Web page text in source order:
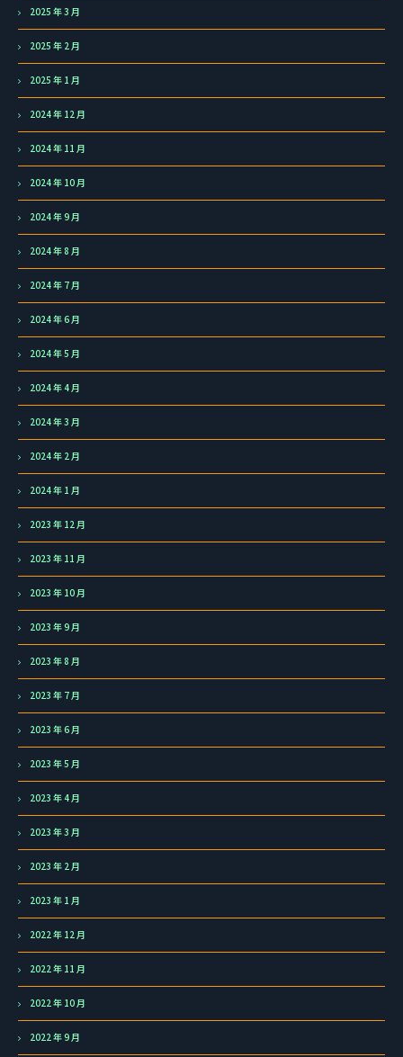
2025 年 3 月
2025 年 2 月
2025 年 1 月
2024 年 12 月
2024 年 11 月
2024 年 10 月
2024 年 9 月
2024 年 8 月
2024 年 7 月
2024 年 6 月
2024 年 5 月
2024 年 4 月
2024 年 3 月
2024 年 2 月
2024 年 1 月
2023 年 12 月
2023 年 11 月
2023 年 10 月
2023 年 9 月
2023 年 8 月
2023 年 7 月
2023 年 6 月
2023 年 5 月
2023 年 4 月
2023 年 3 月
2023 年 2 月
2023 年 1 月
2022 年 12 月
2022 年 11 月
2022 年 10 月
2022 年 9 月